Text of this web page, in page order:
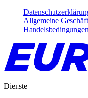
Allgemeine
Handelsbedingungen
Dienste